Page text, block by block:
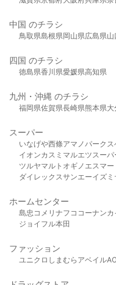
中国 のチラシ
鳥取県島根県岡山県広島県山
四国 のチラシ
徳島県香川県愛媛県高知県
九州・沖縄 のチラシ
福岡県佐賀県長崎県熊本県大
スーパー
いなげや西條アマノパークス
イオンカスミ マルエツスー
ツルヤマルト オギノ エスマー
ダイレックスサンエーイズミ
ホームセンター
島忠 コメリ ナフコ コーナン
ジョイフル本田
ファッション
ユニクロ しまむら アベイル